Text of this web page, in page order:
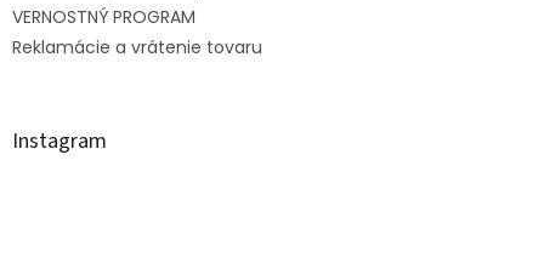
VERNOSTNÝ PROGRAM
Reklamácie a vrátenie tovaru
Instagram